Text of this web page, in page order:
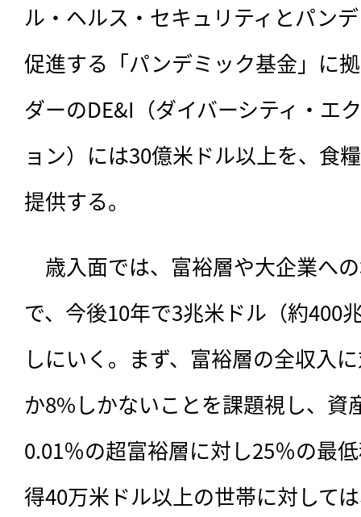
ル・ヘルス・セキュリティとパン
促進する「パンデミック基金」に
ダーのDE&I（ダイバーシティ・エ
ョン）には30億米ドル以上を、食
提供する。
歳入面では、富裕層や大企業へ
で、今後10年で3兆米ドル（約400
しにいく。まず、富裕層の全収入
か8%しかないことを課題視し、資
0.01％の超富裕層に対し25％の最
得40万米ドル以上の世帯に対して